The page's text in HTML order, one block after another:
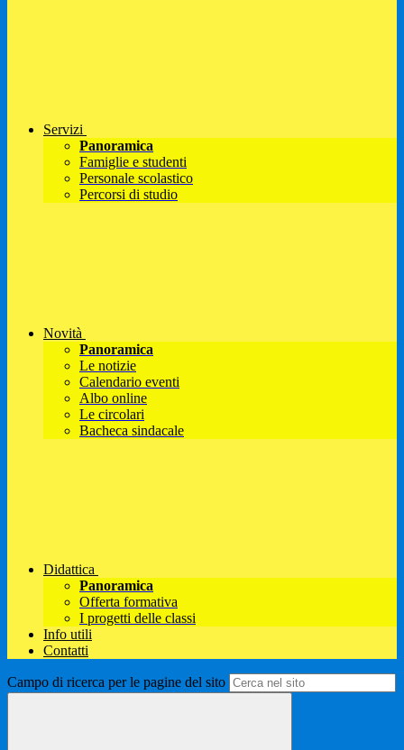
Servizi
Panoramica
Famiglie e studenti
Personale scolastico
Percorsi di studio
Novità
Panoramica
Le notizie
Calendario eventi
Albo online
Le circolari
Bacheca sindacale
Didattica
Panoramica
Offerta formativa
I progetti delle classi
Info utili
Contatti
Campo di ricerca per le pagine del sito